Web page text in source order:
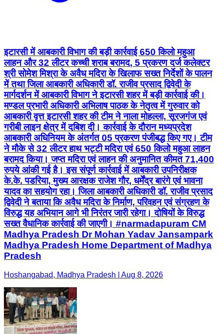
इटारसी में आबकारी विभाग की बड़ी कार्रवाई 650 किलो महुआ
लाहन और 32 लीटर कच्ची शराब बरामद, 5 प्रकरण दर्ज कलेक्टर
श्री सोमेश मिश्रा के अवैध मदिरा के खिलाफ सख्त निर्देशों के पालन
में तथा जिला आबकारी अधिकारी डॉ. राजीव प्रसाद द्विवेदी के
मार्गदर्शन में आबकारी विभाग ने इटारसी शहर में बड़ी कार्रवाई की।
मण्डल प्रभारी अधिकारी अभिलाष पाठक के नेतृत्व में गुरुवार को
आबकारी वृत्त इटारसी शहर की टीम ने नाला मोहल्ला, सूरजगंज एवं
गरीबी लाइन क्षेत्र में दबिश दी। कार्रवाई के दौरान मध्यप्रदेश
आबकारी अधिनियम के अंतर्गत 05 प्रकरण पंजीबद्ध किए गए। टीम
ने मौके से 32 लीटर हाथ भट्टी मदिरा एवं 650 किलो महुआ लाहन
बरामद किया। जप्त मदिरा एवं लाहन की अनुमानित कीमत 71,400
रुपये आंकी गई है। इस संपूर्ण कार्रवाई में आबकारी उपनिरीक्षक
के.के. पडरिया, मुख्य आरक्षक राजेश गौर, धर्मेंद्र बारंगे एवं भावना
यादव का सहयोग रहा। जिला आबकारी अधिकारी डॉ. राजीव प्रसाद
द्विवेदी ने बताया कि अवैध मदिरा के निर्माण, परिवहन एवं संग्रहण के
विरुद्ध यह अभियान आगे भी निरंतर जारी रहेगा। दोषियों के विरुद्ध
सख्त वैधानिक कार्रवाई की जाएगी। #narmadapuram CM
Madhya Pradesh Dr Mohan Yadav Jansampark
Madhya Pradesh Home Department of Madhya
Pradesh
Hoshangabad, Madhya Pradesh | Aug 8, 2026